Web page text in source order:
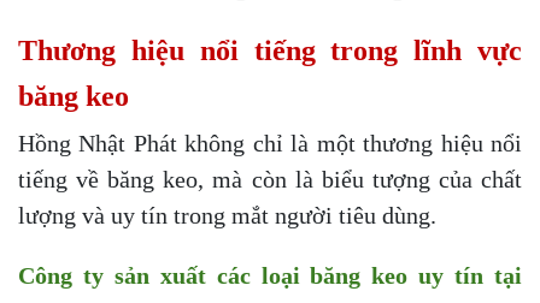
Thương hiệu nổi tiếng trong lĩnh vực
băng keo
Hồng Nhật Phát không chỉ là một thương hiệu nổi
tiếng về băng keo, mà còn là biểu tượng của chất
lượng và uy tín trong mắt người tiêu dùng.
Công ty sản xuất các loại băng keo uy tín tại